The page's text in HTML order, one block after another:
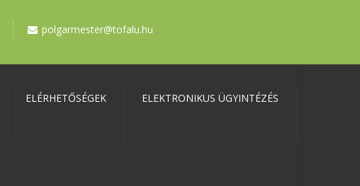
polgarmester@tofalu.hu
ELÉRHETŐSÉGEK ELEKTRONIKUS ÜGYINTÉZÉS